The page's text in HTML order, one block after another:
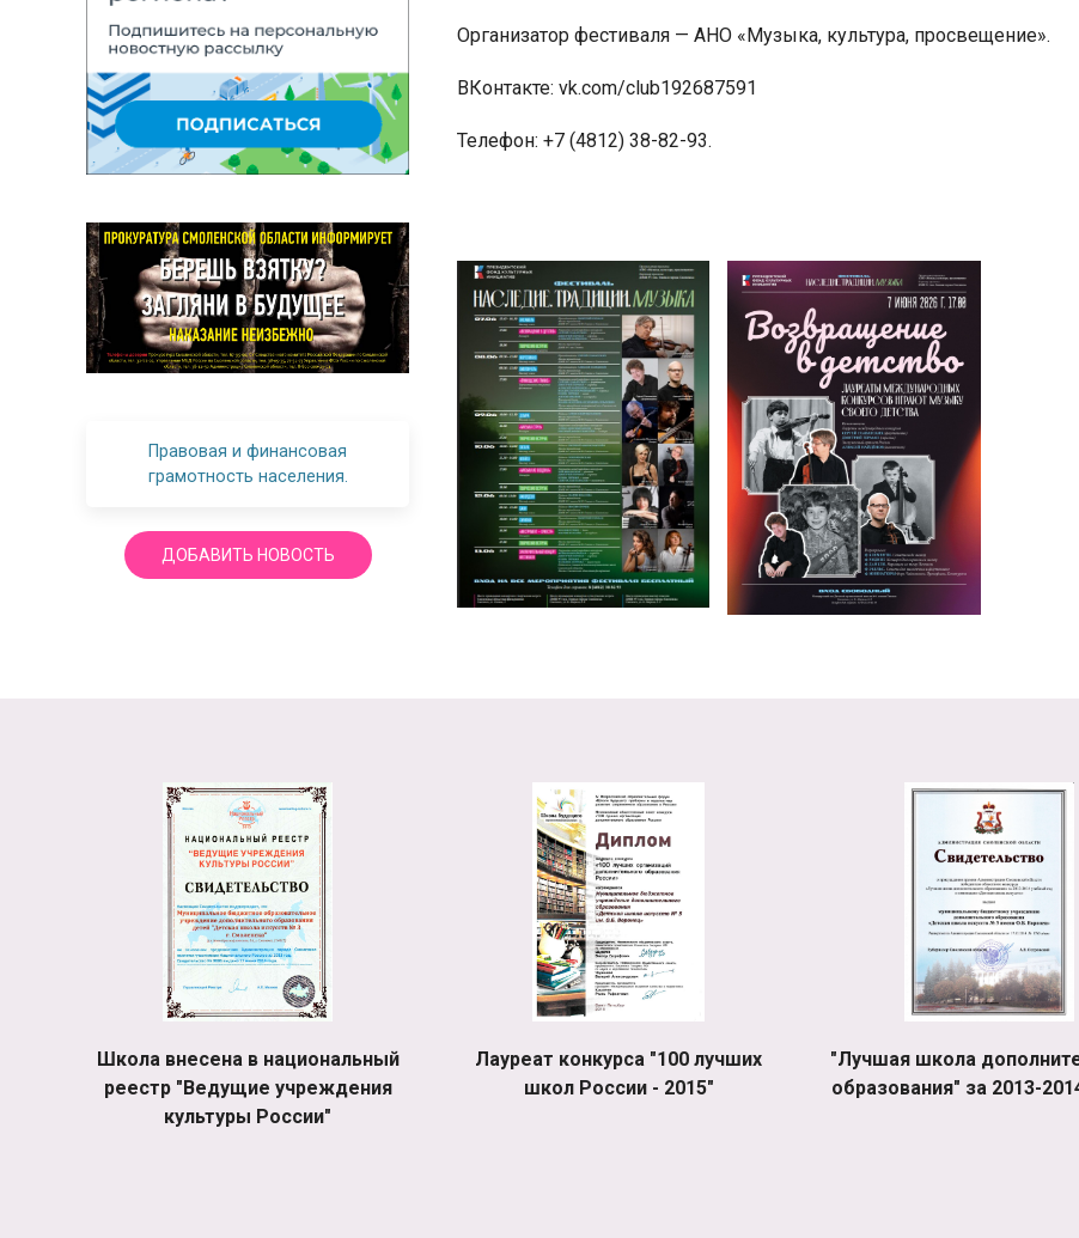
Правовая и финансовая
грамотность населения.
ДОБАВИТЬ НОВОСТЬ
Организатор фестиваля — АНО «Музыка, культура, просвещение».
ВКонтакте: vk.com/club192687591
Телефон: +7 (4812) 38-82-93.
Школа внесена в национальный
реестр "Ведущие учреждения
культуры России"
Лауреат конкурса "100 лучших
школ России - 2015"
"Лучшая школа
образования" за 2013-